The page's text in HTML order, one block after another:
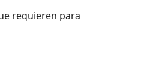
requieren para